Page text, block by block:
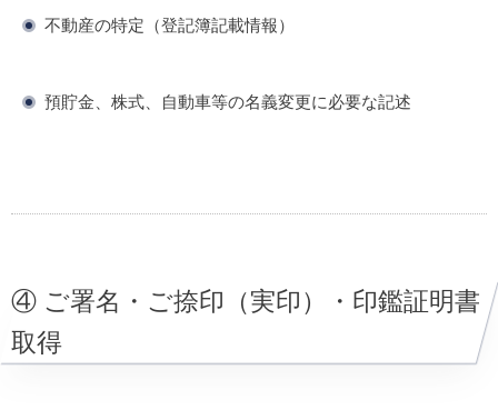
不動産の特定（登記簿記載情報）
預貯金、株式、自動車等の名義変更に必要な記述
④ ご署名・ご捺印（実印）・印鑑証明書
取得